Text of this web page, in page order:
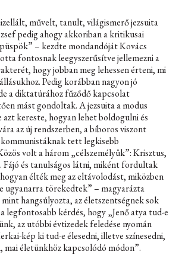
művelt, tanult, világismerő jezsuita
pedig ahogy akkoriban a kritikusai
– kezdte mondandóját Kovács
fontosnak leegyszerűsítve jellemezni a
hogy jobban meg lehessen érteni, mi
Pedig korábban nagyon jó
a diktatúrához fűződő kapcsolat
mást gondoltak. A jezsuita a modus
kereste, hogyan lehet boldogulni és
az új rendszerben, a bíboros viszont
tett legkisebb
volt a három „célszemélyük”: Krisztus,
Fájó és tanulságos látni, miként fordultak
élték meg az eltávolodást, miközben
ugyanarra törekedtek” – magyarázta
hangsúlyozta, az életszentségnek sok
legfontosabb kérdés, hogy „Jenő atya tud-e
az utóbbi évtizedek feledése nyomán
kép ki tud-e élesedni, illetve színesedni,
mai életünkhöz kapcsolódó módon”.